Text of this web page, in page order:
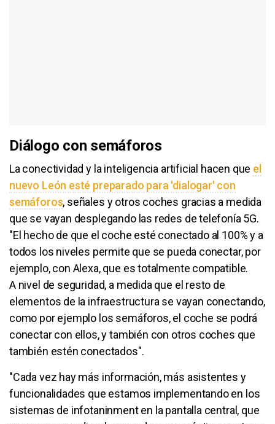
Diálogo con semáforos
La conectividad y la inteligencia artificial hacen que el
nuevo León esté preparado para 'dialogar' con
semáforos, señales y otros coches gracias a medida
que se vayan desplegando las redes de telefonía 5G.
"El hecho de que el coche esté conectado al 100% y a
todos los niveles permite que se pueda conectar, por
ejemplo, con Alexa, que es totalmente compatible.
A nivel de seguridad, a medida que el resto de
elementos de la infraestructura se vayan conectando,
como por ejemplo los semáforos, el coche se podrá
conectar con ellos, y también con otros coches que
también estén conectados".
"Cada vez hay más información, más asistentes y
funcionalidades que estamos implementando en los
sistemas de infotaninment en la pantalla central, que